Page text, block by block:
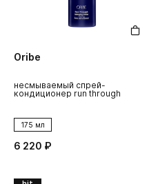
Oribe
несмываемый спрей-
кондиционер run through
175 мл
6 220 ₽